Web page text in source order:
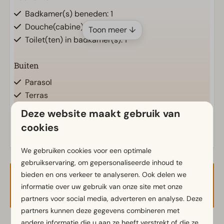
Badkamer(s) beneden: 1
Douche(cabine)
Toilet(ten) in badkamer(s): 1
Buiten
Parasol
Terras
Tuin
Tuinset
Keuken
Ingerichte keuken
Combimagnetron
Koelkast met vriesvak
Koffiezetapparaat
Vaatwasser(s)
Toon meer ↓
Energielabel(s)
Beschikbaarheid en prijs
Deze website maakt gebruik van
cookies
We gebruiken cookies voor een optimale
gebruikservaring, om gepersonaliseerde inhoud te
bieden en ons verkeer te analyseren. Ook delen we
informatie over uw gebruik van onze site met onze
partners voor social media, adverteren en analyse. Deze
partners kunnen deze gegevens combineren met